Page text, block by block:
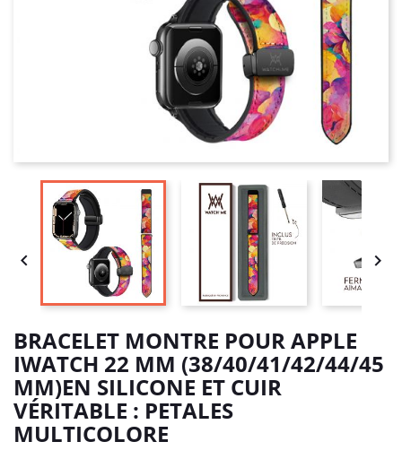
 
BRACELET MONTRE POUR APPLE
IWATCH 22 MM (38/40/41/42/44/45
MM)EN SILICONE ET CUIR
VÉRITABLE : PETALES
MULTICOLORE